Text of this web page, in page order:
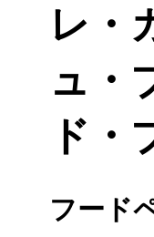
レ・
ュ・
ド・
フード